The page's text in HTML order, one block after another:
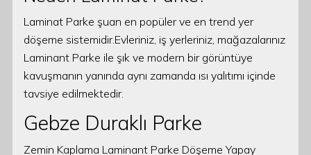
Laminat Parke şuan en popüler ve en trend yer
döşeme sistemidir.Evleriniz, iş yerleriniz, mağazalarınız
Laminant Parke ile şık ve modern bir görüntüye
kavuşmanın yanında aynı zamanda ısı yalıtımı içinde
tavsiye edilmektedir.
Gebze Duraklı Parke
Zemin Kaplama Laminant Parke Döşeme Yapay